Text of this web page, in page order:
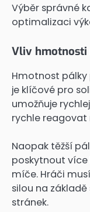
Výběr správné
optimalizaci
Vliv hmotnosti
Hmotnost pálky
je klíčové pro
umožňuje
rychle reagovat
Naopak těžší
poskytnout více
míče. Hráči
silou na
stránek.